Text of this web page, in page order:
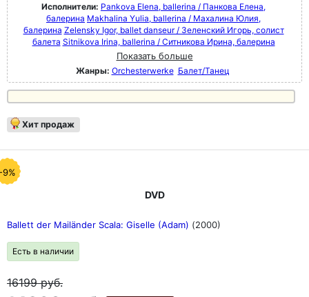
Исполнители: Pankova Elena, ballerina / Панкова Елена,
балерина Makhalina Yulia, ballerina / Махалина Юлия,
балерина Zelensky Igor, ballet danseur / Зеленский Игорь, солист
балета Sitnikova Irina, ballerina / Ситникова Ирина, балерина
Показать больше
Жанры: Orchesterwerke Балет/Танец
Хит продаж
9%
DVD
Ballett der Mailänder Scala: Giselle (Adam) (2000)
Есть в наличии
16199руб.